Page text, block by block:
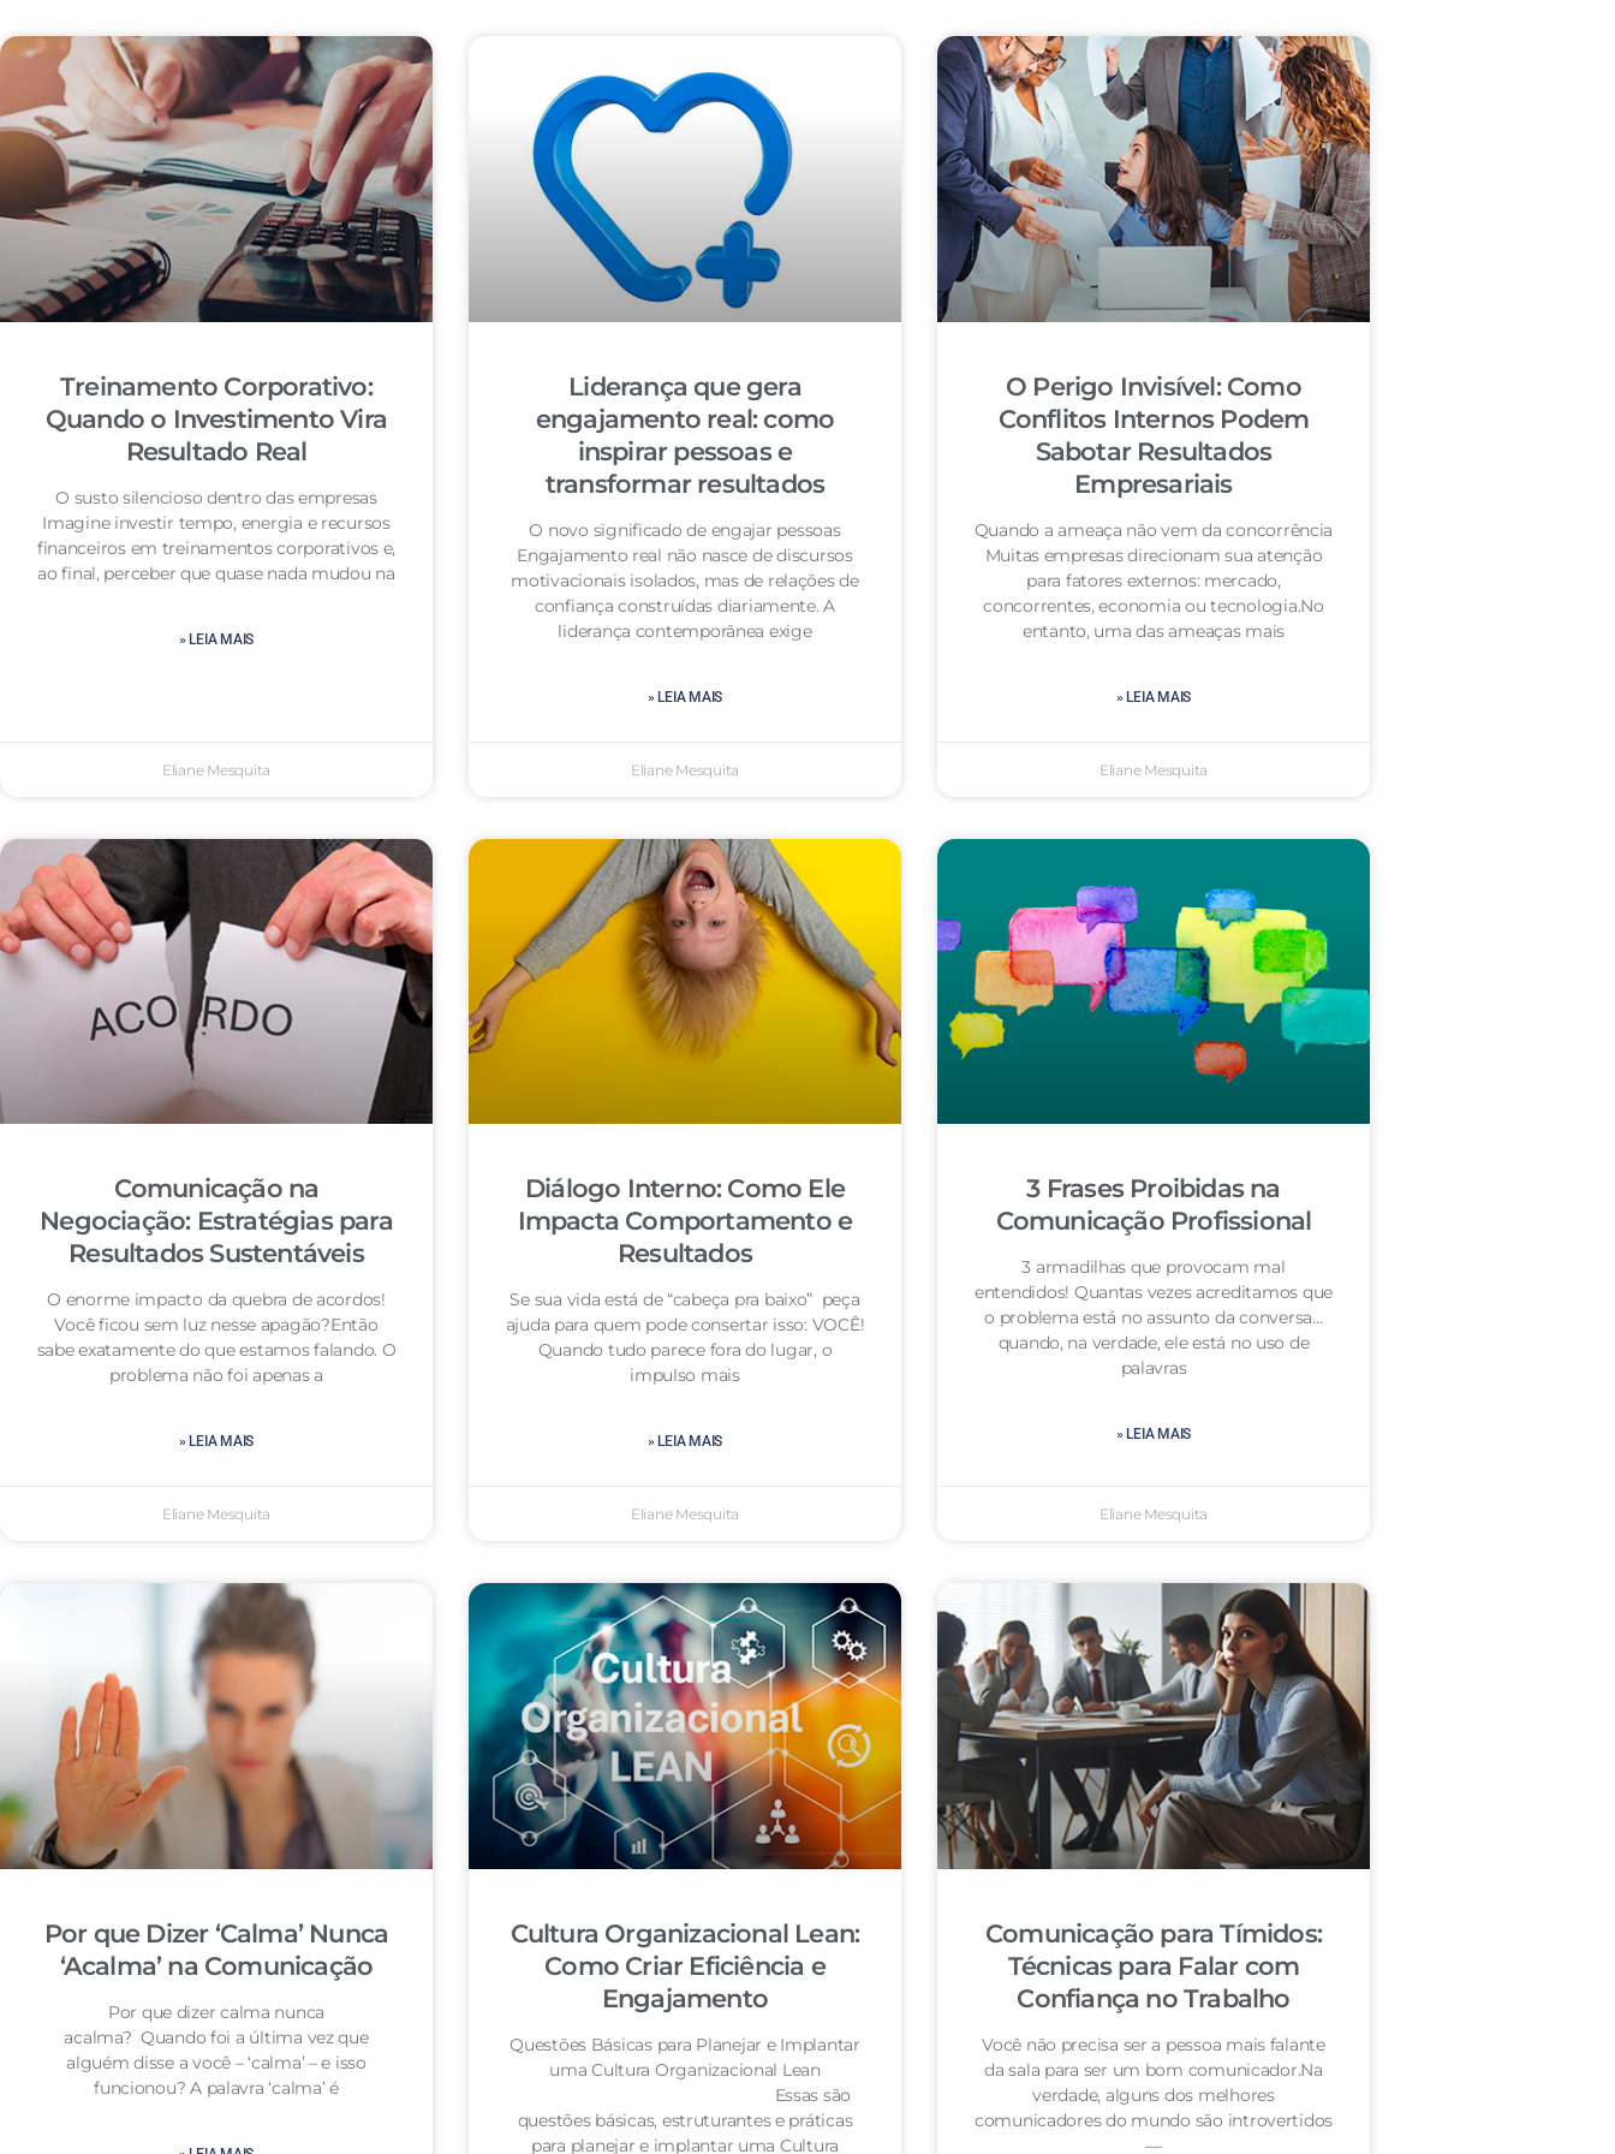
Treinamento Corporativo:
Quando o Investimento Vira
Resultado Real
O susto silencioso dentro das empresas
Imagine investir tempo, energia e recursos
financeiros em treinamentos corporativos e,
ao final, perceber que quase nada mudou na
» LEIA MAIS
Eliane Mesquita
Liderança que gera
engajamento real: como
inspirar pessoas e
transformar resultados
O novo significado de engajar pessoas
Engajamento real não nasce de discursos
motivacionais isolados, mas de relações de
confiança construídas diariamente. A
liderança contemporânea exige
» LEIA MAIS
Eliane Mesquita
O Perigo Invisível: Como
Conflitos Internos Podem
Sabotar Resultados
Empresariais
Quando a ameaça não vem da concorrência
Muitas empresas direcionam sua atenção
para fatores externos: mercado,
concorrentes, economia ou tecnologia.No
entanto, uma das ameaças mais
» LEIA MAIS
Eliane Mesquita
Comunicação na
Negociação: Estratégias para
Resultados Sustentáveis
O enorme impacto da quebra de acordos!
Você ficou sem luz nesse apagão?Então
sabe exatamente do que estamos falando. O
problema não foi apenas a
» LEIA MAIS
Eliane Mesquita
Diálogo Interno: Como Ele
Impacta Comportamento e
Resultados
Se sua vida está de “cabeça pra baixo” peça
ajuda para quem pode consertar isso: VOCÊ!
Quando tudo parece fora do lugar, o
impulso mais
» LEIA MAIS
Eliane Mesquita
3 Frases Proibidas na
Comunicação Profissional
3 armadilhas que provocam mal
entendidos! Quantas vezes acreditamos que
o problema está no assunto da conversa…
quando, na verdade, ele está no uso de
palavras
» LEIA MAIS
Eliane Mesquita
Por que Dizer ‘Calma’ Nunca
‘Acalma’ na Comunicação
Por que dizer calma nunca
acalma? Quando foi a última vez que
alguém disse a você – ‘calma’ – e isso
funcionou? A palavra ‘calma’ é
Cultura Organizacional Lean:
Como Criar Eficiência e
Engajamento
Questões Básicas para Planejar e Implantar
uma Cultura Organizacional Lean
Essas são
questões básicas, estruturantes e práticas
para planejar e implantar uma Cultura
Comunicação para Tímidos:
Técnicas para Falar com
Confiança no Trabalho
Você não precisa ser a pessoa mais falante
da sala para ser um bom comunicador.Na
verdade, alguns dos melhores
comunicadores do mundo são introvertidos
—